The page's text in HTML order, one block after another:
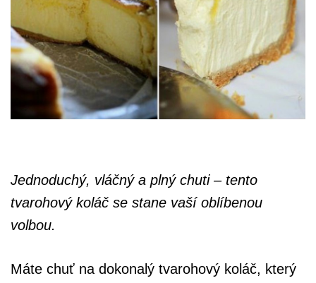
Jednoduchý, vláčný a plný chuti – tento
tvarohový koláč se stane vaší oblíbenou
volbou.
Máte chuť na dokonalý tvarohový koláč, který